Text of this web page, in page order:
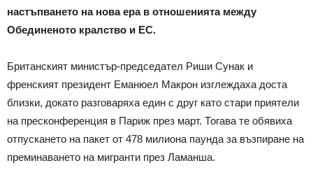
настъпването на нова ера в отношенията между
Обединеното кралство и ЕС.
Британският министър-председател Риши Сунак и
френският президент Еманюел Макрон изглеждаха доста
близки, докато разговаряха един с друг като стари приятели
на пресконференция в Париж през март. Тогава те обявиха
отпускането на пакет от 478 милиона паунда за възпиране на
преминаването на мигранти през Ламанша.